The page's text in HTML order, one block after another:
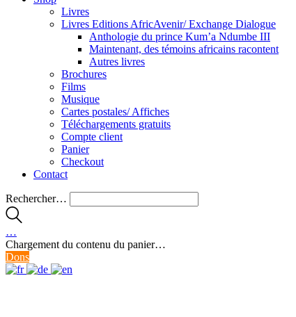
Livres
Livres Editions AfricAvenir/ Exchange Dialogue
Anthologie du prince Kum’a Ndumbe III
Maintenant, des témoins africains racontent
Autres livres
Brochures
Films
Musique
Cartes postales/ Affiches
Téléchargements gratuits
Compte client
Panier
Checkout
Contact
Rechercher…
…
Chargement du contenu du panier…
Dons